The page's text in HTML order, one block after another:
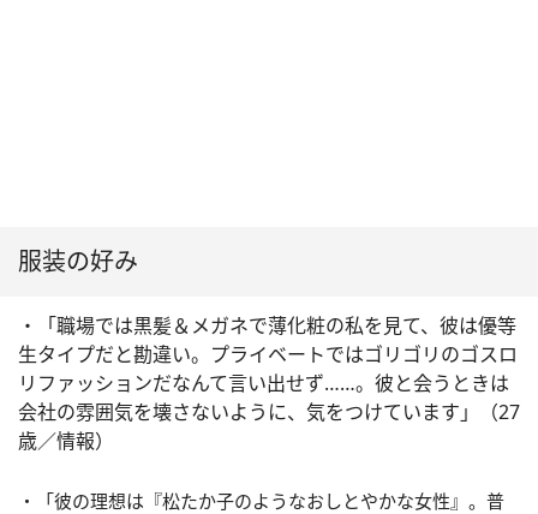
服装の好み
・「職場では黒髪＆メガネで薄化粧の私を見て、彼は優等
生タイプだと勘違い。プライベートではゴリゴリのゴスロ
リファッションだなんて言い出せず……。彼と会うときは
会社の雰囲気を壊さないように、気をつけています」（27
歳／情報）
・「彼の理想は『松たか子のようなおしとやかな女性』。普